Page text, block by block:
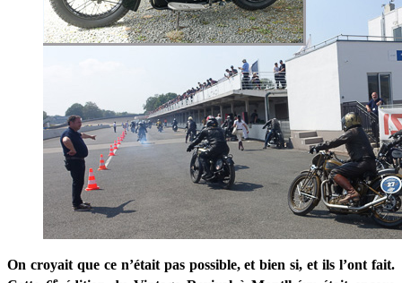
On croyait que ce n’était pas possible, et bien si, et ils l’ont fait.
e